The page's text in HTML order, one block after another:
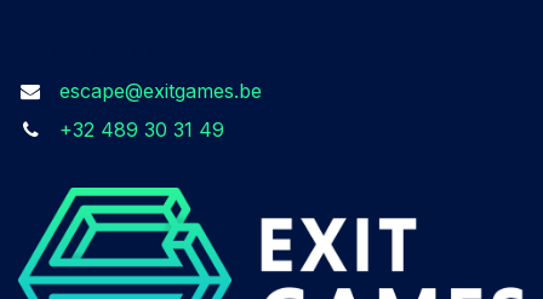
escape@exitgames.be
+32 489 30 31 49